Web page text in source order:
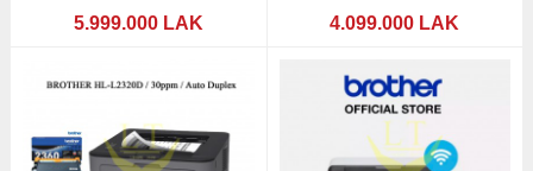
5.999.000 LAK 4.099.000 LAK